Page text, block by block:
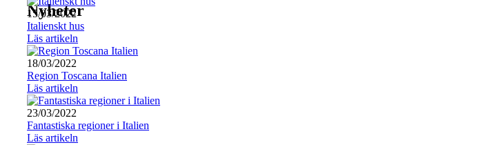
Nyheter
15/03/2022
Italienskt hus
Läs artikeln
18/03/2022
Region Toscana Italien
Läs artikeln
23/03/2022
Fantastiska regioner i Italien
Läs artikeln